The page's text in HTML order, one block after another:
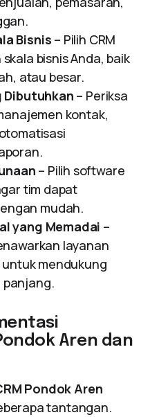
Bisnis – Pilih CRM
bisnis Anda, baik
atau besar.
Dibutuhkan – Periksa
kontak,
– Pilih software
tim dapat
mudah.
yang Memadai –
layanan
mendukung
Aren dan
Pondok Aren
tantangan.